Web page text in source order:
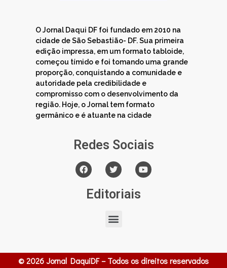
O Jornal Daqui DF foi fundado em 2010 na
cidade de São Sebastião- DF. Sua primeira
edição impressa, em um formato tabloide,
começou tímido e foi tomando uma grande
proporção, conquistando a comunidade e
autoridade pela credibilidade e
compromisso com o desenvolvimento da
região. Hoje, o Jornal tem formato
germânico e é atuante na cidade
Redes Sociais
Editoriais
© 2026 Jornal DaquiDF – Todos os direitos reservados